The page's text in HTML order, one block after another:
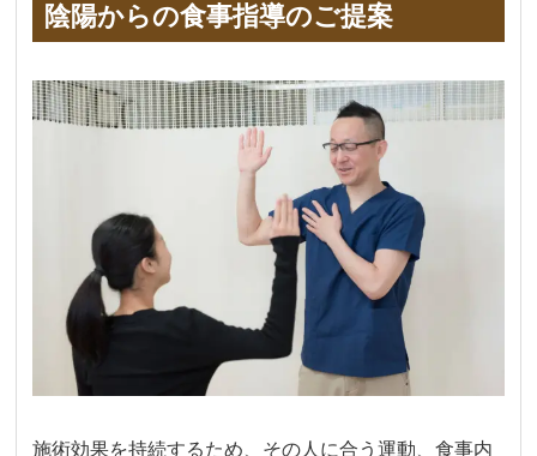
陰陽からの食事指導のご提案
施術効果を持続するため、その人に合う運動、食事内